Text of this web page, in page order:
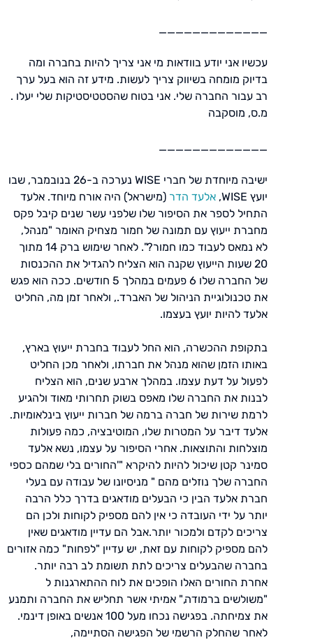
_____________
עכשיו אני יודע בוודאות מי אני צריך להיות בחברה ומה
בדיוק מומחה בשיווק צריך לעשות. מידע זה הוא בעל ערך
רב עבור החברה שלי. אני בטוח שהסטטיסטיקות שלי יעלו .
מ.ס, מוסקבה
_____________
ישיבה מיוחדת של חברי WISE נערכה ב-26 בנובמבר, שבו
יועץ WISE,
אלעד הדר (מישראל) היה אורח מיוחד. אלעד
התחיל לספר את הסיפור שלו שלפני עשר שנים קיבל פקס
מחברת ייעוץ עם תמונה של חמור מצחיק האומר "מנהל,
לא נמאס לעבוד כמו חמור?". לאחר שימוש ברק 14 מתוך
20 שעות הייעוץ שקנה הוא הצליח להגדיל את ההכנסות
של החברה שלו 6 פעמים במהלך 5 חודשים. ככה הוא פגש
את טכנולוגיית הניהול של האברד., ולאחר זמן מה, החליט
אלעד להיות יועץ בעצמו.
בתקופת ההכשרה, הוא החל לעבוד בחברת ייעוץ בארץ,
באותו הזמן שהוא מנהל את חברתו, ולאחר מכן החליט
לפעול על דעת עצמו. במהלך ארבע שנים, הוא הצליח
לבנות את החברה שלו מאפס בשוק תחרותי מאוד ולהגיע
לרמת שירות של חברה ברמה של חברות ייעוץ בינלאומיות.
אלעד דיבר על המטרות שלו, המוטיבציה, כמה פעולות
מוצלחות והתוצאות. אחרי הסיפור על עצמו, נשא אלעד
סמינר קטן שיכול להיות להיקרא "'החורים בלי שמהם כספי
החברה שלך נוזלים מהם " מניסיונו של עבודה עם בעלי
חברת אלעד הבין כי הבעלים מודאגים בדרך כלל הרבה
יותר על ידי העובדה כי אין להם מספיק לקוחות ולכן הם
צריכים לקדם ולמכור יותר.אבל הם עדיין מודאגים שאין
להם מספיק לקוחות עם זאת, יש עדיין "לפחות" כמה אזורים
בחברה שהבעלים צריכים לתת תשומת לב רבה יותר.
אחרת החורים האלו הופכים את לוח ההתארגנות ל
"משולשים ברמודה," אמיתי אשר תחליש את החברה ותמנע
את צמיחתה. בפגישה נכחו מעל 100 אנשים באופן דינמי.
לאחר שהחלק הרשמי של הפגישה הסתיימה,